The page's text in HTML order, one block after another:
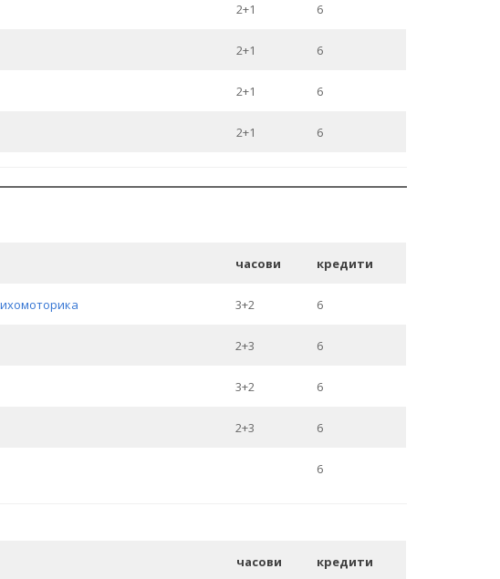
2+1 6
2+1 6
2+1 6
2+1 6
часови кредити
3+2 6
2+3 6
3+2 6
2+3 6
6
часови кредити